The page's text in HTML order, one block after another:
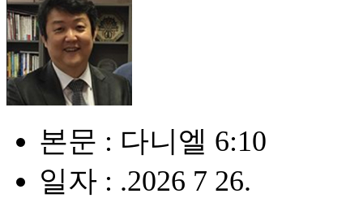
본문 : 다니엘 6:10
일자 : .2026 7 26.